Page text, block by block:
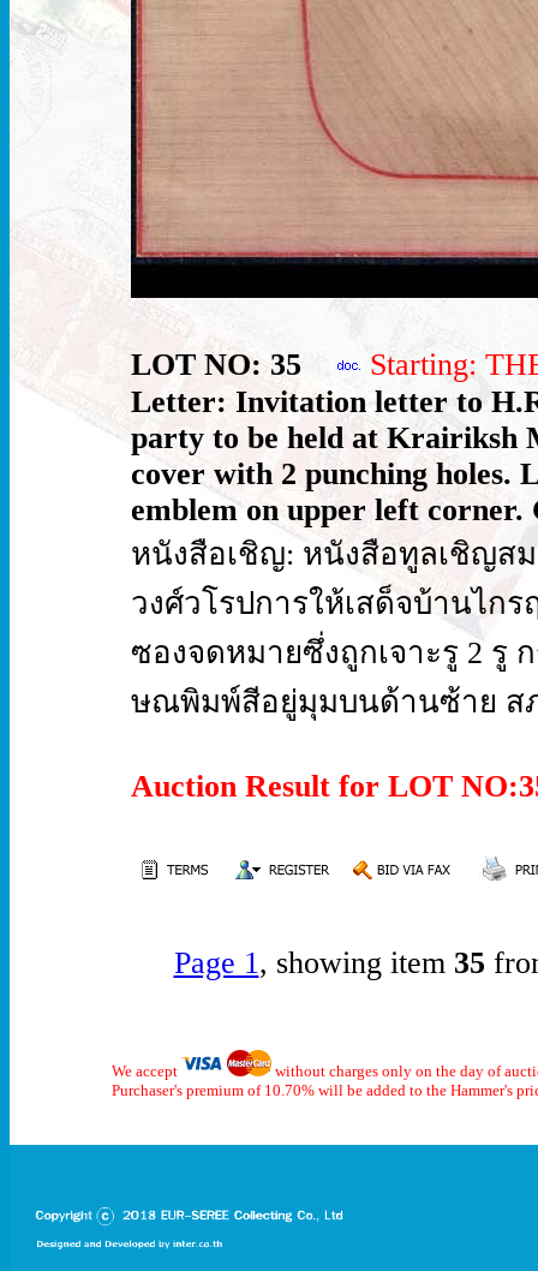
LOT NO: 35
Starting:
Letter: Invitation letter to
party to be held at Krairiksh
cover with 2 punching holes.
emblem on upper left
หนังสือเชิญ: หนังสือทูลเชิญสม
วงศ์วโรปการให้เสด็จบ้านไก
ซองจดหมายซึ่งถูกเจาะรู 2 รู
ษณพิมพ์สีอยู่มุมบนด้านซ้าย ส
Auction Result for LOT
Page 1, showing item 35
We accept
without charges only on the day of
Purchaser's premium of 10.70% will be added to the Hammer's